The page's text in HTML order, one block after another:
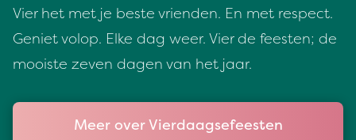
Vier het met je beste vrienden. En met respect.
Geniet volop. Elke dag weer. Vier de feesten; de
mooiste zeven dagen van het jaar.
Meer over Vierdaagsefeesten